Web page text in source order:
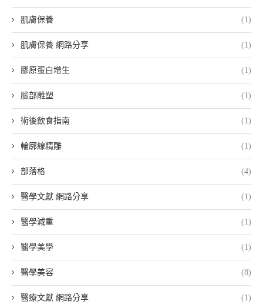
肌膚保養 (1)
肌膚保養 網路分享 (1)
膠原蛋白增生 (1)
臉部雕塑 (1)
術後飲食指南 (1)
輪廓線精雕 (1)
部落格 (4)
醫學文獻 網路分享 (1)
醫學減重 (1)
醫學美學 (1)
醫學美容 (8)
醫療文獻 網路分享 (1)